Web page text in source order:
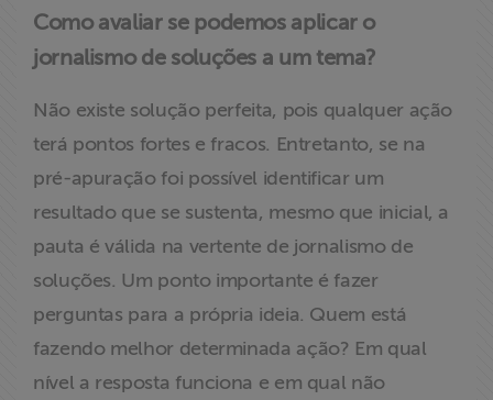
Como avaliar se podemos aplicar o
jornalismo de soluções a um tema?
Não existe solução perfeita, pois qualquer ação
terá pontos fortes e fracos. Entretanto, se na
pré-apuração foi possível identificar um
resultado que se sustenta, mesmo que inicial, a
pauta é válida na vertente de jornalismo de
soluções. Um ponto importante é fazer
perguntas para a própria ideia. Quem está
fazendo melhor determinada ação? Em qual
nível a resposta funciona e em qual não